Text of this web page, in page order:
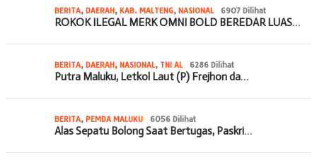
BERITA, DAERAH, KAB. MALTENG, NASIONAL 6907 Dilihat
ROKOK ILEGAL MERK OMNI BOLD BEREDAR LUAS…
BERITA, DAERAH, NASIONAL, TNI AL 6286 Dilihat
Putra Maluku, Letkol Laut (P) Frejhon da…
BERITA, PEMDA MALUKU 6056 Dilihat
Alas Sepatu Bolong Saat Bertugas, Paskri…